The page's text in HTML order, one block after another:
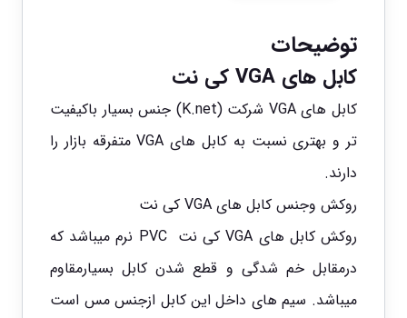
توضیحات
کابل های VGA کی نت
کابل
های VGA شرکت (K.net) جنس بسیار باکیفیت
تر و بهتری نسبت به کابل های VGA متفرقه بازار را
دارند.
روکش وجنس کابل های VGA کی نت
روکش کابل های VGA کی نت PVC نرم میباشد که
درمقابل خم شدگی و قطع شدن کابل بسیارمقاوم
میباشد. سیم های داخل اینکابل ازجنس مس است